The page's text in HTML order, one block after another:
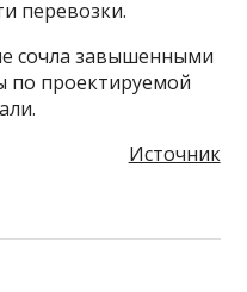
перевозки.
сочла завышенными
по проектируемой
Источник